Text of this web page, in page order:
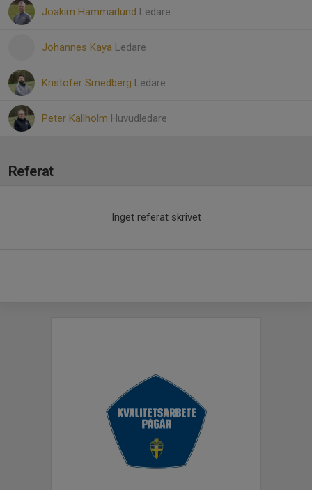
Joakim Hammarlund Ledare
Johannes Kaya Ledare
Kristofer Smedberg Ledare
Peter Källholm Huvudledare
Referat
Inget referat skrivet